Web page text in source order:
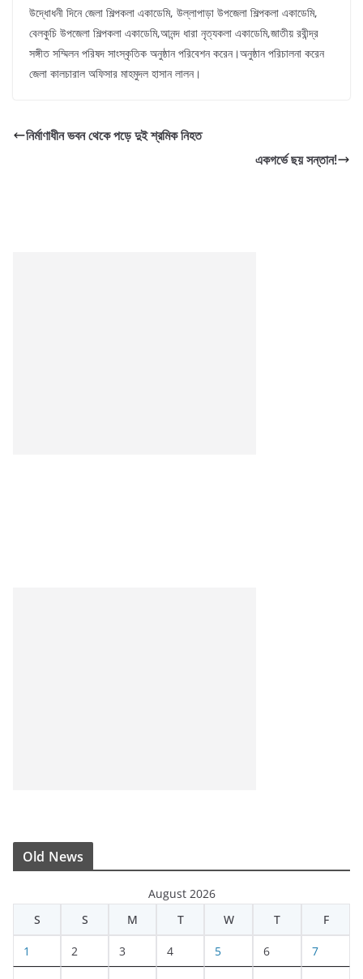
উদ্ধোধনী দিনে জেলা শিল্পকলা একাডেমি, উল্লাপাড়া উপজেলা শিল্পকলা একাডেমি,
বেলকুচি উপজেলা শিল্পকলা একাডেমি,আনন্দ ধারা নৃত্যকলা একাডেমি,জাতীয় রবীন্দ্র
সঙ্গীত সম্মিলন পরিষদ সাংস্কৃতিক অনুষ্ঠান পরিবেশন করেন।অনুষ্ঠান পরিচালনা করেন
জেলা কালচারাল অফিসার মাহমুদল হাসান লালন।
নির্মাণাধীন ভবন থেকে পড়ে দুই শ্রমিক নিহত
একগর্ভে ছয় সন্তান!
Old News
August 2026
S
S M T W T F
1 2 3 4 5 6 7